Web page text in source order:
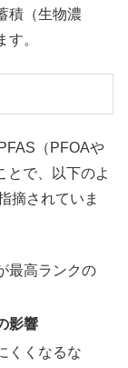
積（生物濃
。
（PFOAや
とで、以下のよ
摘されていま
最高ランクの
影響
くくなるな